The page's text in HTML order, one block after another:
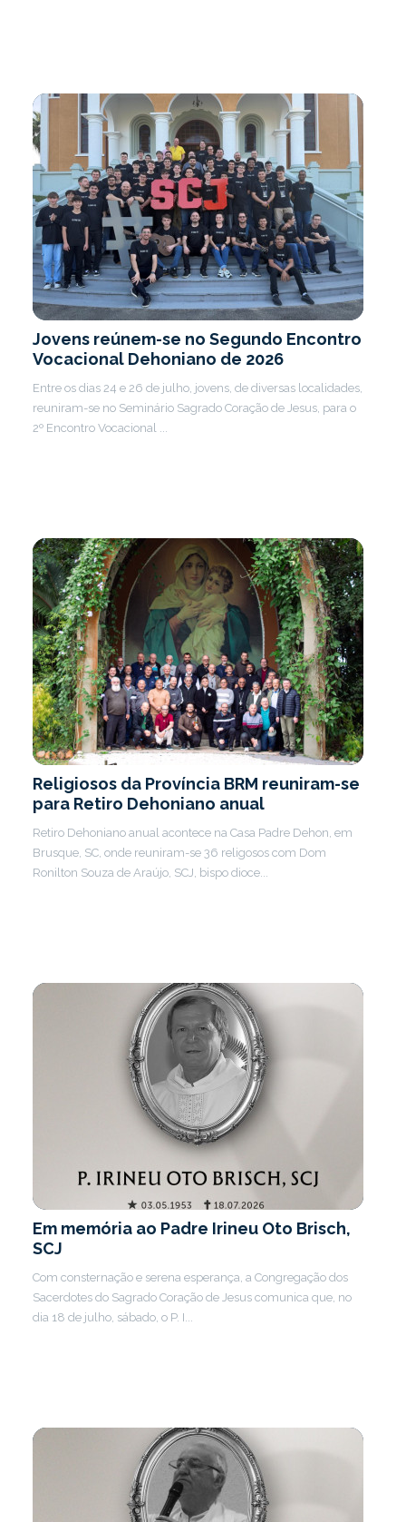
Jovens reúnem-se no Segundo Encontro
Vocacional Dehoniano de 2026
Entre os dias 24 e 26 de julho, jovens, de diversas localidades,
reuniram-se no Seminário Sagrado Coração de Jesus, para o
2º Encontro Vocacional ...
Religiosos da Província BRM reuniram-se
para Retiro Dehoniano anual
Retiro Dehoniano anual acontece na Casa Padre Dehon, em
Brusque, SC, onde reuniram-se 36 religosos com Dom
Ronilton Souza de Araújo, SCJ, bispo dioce...
Em memória ao Padre Irineu Oto Brisch,
SCJ
Com consternação e serena esperança, a Congregação dos
Sacerdotes do Sagrado Coração de Jesus comunica que, no
dia 18 de julho, sábado, o P. I...